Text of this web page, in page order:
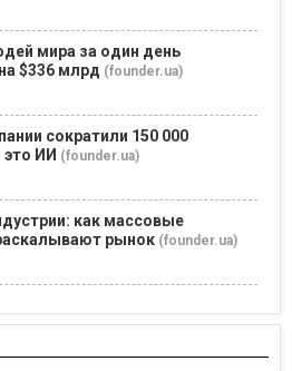
мира за один день
$336 млрд (founder.ua)
сократили 150 000
это ИИ (founder.ua)
как массовые
рынок (founder.ua)